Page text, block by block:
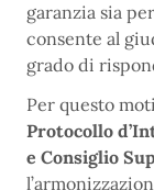
garanzia sia
consente al
grado di
Per questo
Protocollo
e Consiglio